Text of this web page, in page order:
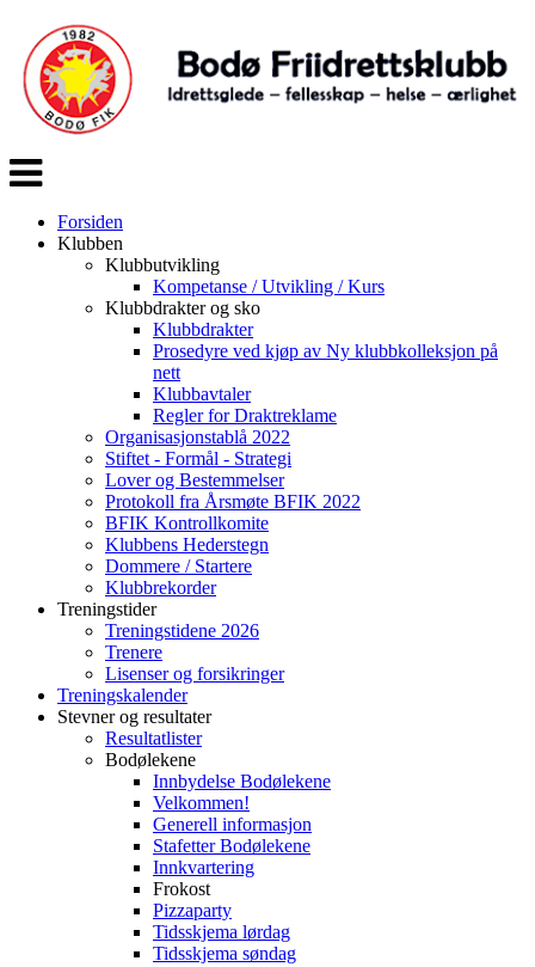
Veksle
navigasjon
Forsiden
Klubben
Klubbutvikling
Kompetanse / Utvikling / Kurs
Klubbdrakter og sko
Klubbdrakter
Prosedyre ved kjøp av Ny klubbkolleksjon på
nett
Klubbavtaler
Regler for Draktreklame
Organisasjonstablå 2022
Stiftet - Formål - Strategi
Lover og Bestemmelser
Protokoll fra Årsmøte BFIK 2022
BFIK Kontrollkomite
Klubbens Hederstegn
Dommere / Startere
Klubbrekorder
Treningstider
Treningstidene 2026
Trenere
Lisenser og forsikringer
Treningskalender
Stevner og resultater
Resultatlister
Bodølekene
Innbydelse Bodølekene
Velkommen!
Generell informasjon
Stafetter Bodølekene
Innkvartering
Frokost
Pizzaparty
Tidsskjema lørdag
Tidsskjema søndag